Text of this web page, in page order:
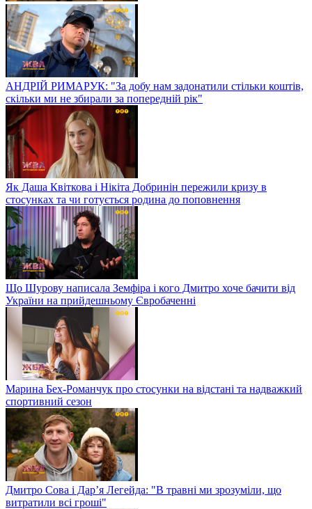
АНДРІЙ РИМАРУК: "За добу нам задонатили стільки коштів,
скільки ми не збирали за попередній рік"
Як Даша Квіткова і Нікіта Добринін пережили кризу в
стосунках та чи готується родина до поповнення
Що Шурову написала Земфіра і кого Дмитро хоче бачити від
України на прийдешньому Євробаченні
Марина Бех-Романчук про стосунки на відстані та надважкий
спортивний сезон
Дмитро Сова і Дар’я Легейда: "В травні ми зрозуміли, що
витратили всі гроші"